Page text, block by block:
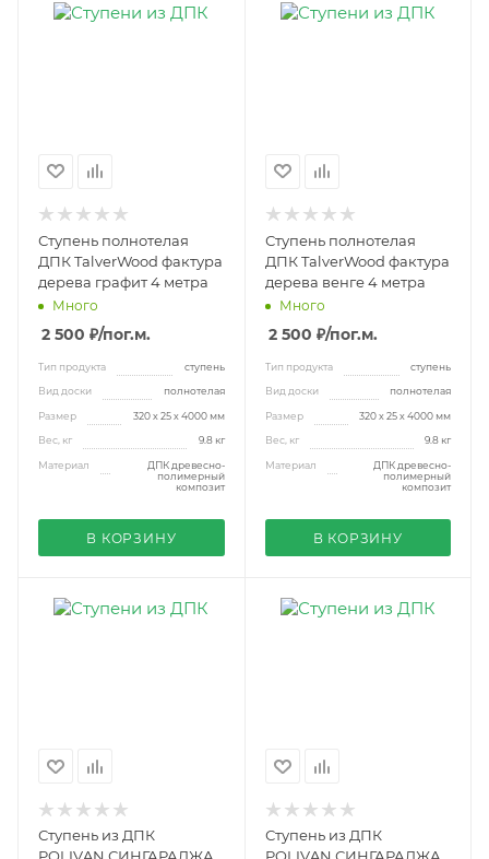
Ступень полнотелая
ДПК TalverWood фактура
дерева графит 4 метра
Много
2 500 ₽/пог.м.
Тип продукта ступень
Вид доски полнотелая
Размер 320 х 25 х 4000 мм
Вес, кг 9.8 кг
Материал
ДПК древесно-
полимерный
композит
В КОРЗИНУ
Ступень полнотелая
ДПК TalverWood фактура
дерева венге 4 метра
Много
2 500 ₽/пог.м.
Тип продукта ступень
Вид доски полнотелая
Размер 320 х 25 х 4000 мм
Вес, кг 9.8 кг
Материал
ДПК древесно-
полимерный
композит
В КОРЗИНУ
Ступень из ДПК
Ступень из ДПК